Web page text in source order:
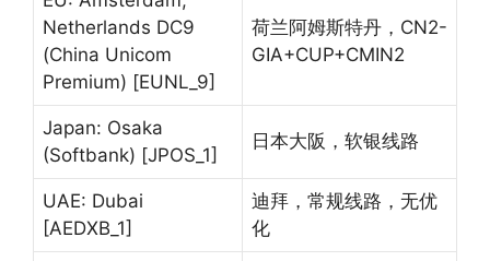
Netherlands DC9
(China Unicom
Premium) [EUNL_9]
荷兰阿姆斯特丹，CN2-
GIA+CUP+CMIN2
Japan: Osaka
(Softbank) [JPOS_1]
日本大阪，软银线路
UAE: Dubai
[AEDXB_1]
迪拜，常规线路，无优
化